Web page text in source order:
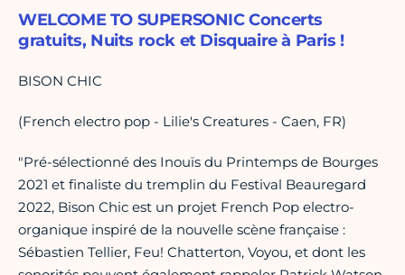
WELCOME TO SUPERSONIC Concerts
gratuits, Nuits rock et Disquaire à Paris !
BISON CHIC
(French electro pop - Lilie's Creatures - Caen, FR)
"Pré-sélectionné des Inouïs du Printemps de Bourges
2021 et finaliste du tremplin du Festival Beauregard
2022, Bison Chic est un projet French Pop electro-
organique inspiré de la nouvelle scène française :
Sébastien Tellier, Feu! Chatterton, Voyou, et dont les